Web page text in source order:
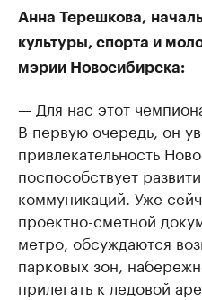
Анна Терешкова,
культуры, спорта и
мэрии Новосибирска:
— Для нас этот
В первую очередь, он
привлекательность
поспособствует
коммуникаций. Уже
проектно-сметной
метро, обсуждаются
парковых зон,
прилегать к ледовой